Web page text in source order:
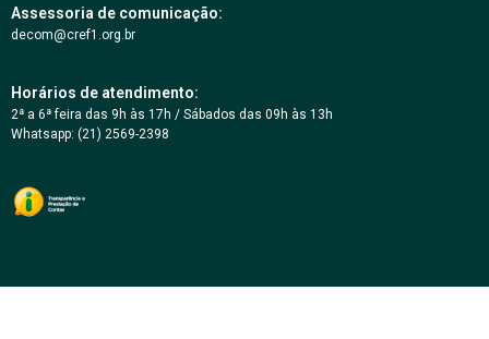
Assessoria de comunicação:
decom@cref1.org.br
Horários de atendimento:
2ª a 6ª feira das 9h às 17h / Sábados das 09h às 13h
Whatsapp: (21) 2569-2398